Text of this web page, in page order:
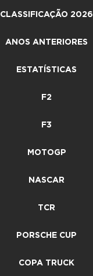
CLASSIFICAÇÃO 2026
ANOS ANTERIORES
ESTATÍSTICAS
F2
F3
MOTOGP
NASCAR
TCR
PORSCHE CUP
COPA TRUCK